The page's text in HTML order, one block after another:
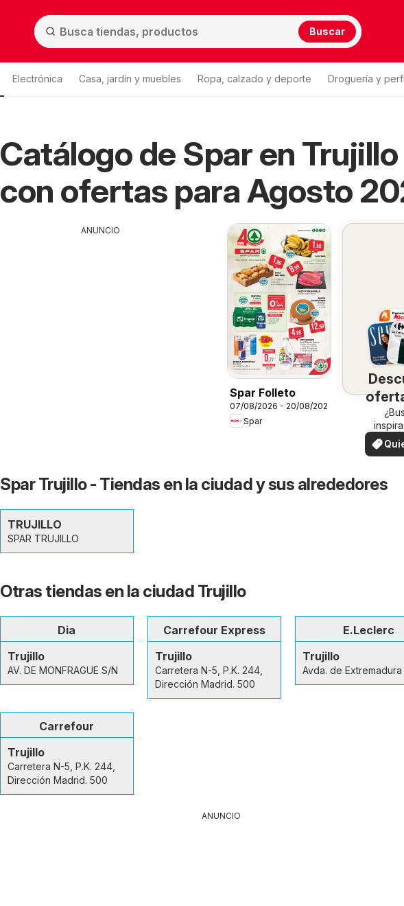
Buscar
Electrónica Casa, jardín y muebles Ropa, calzado y deporte Droguería y
Catálogo de Spar en Trujillo
con ofertas para Agosto
ANUNCIO
Spar Folleto
07/08/2026 - 20/08/2026
Spar
su
¡Vea
en su
ver
Spar Trujillo - Tiendas en la ciudad y sus alrededores
TRUJILLO
SPAR TRUJILLO
Otras tiendas en la ciudad Trujillo
Dia
Trujillo
AV. DE MONFRAGUE S/N
Carrefour Express
Trujillo
Carretera N-5, P.K. 244,
Dirección Madrid. 500
E.Leclerc
Trujillo
Avda. de Extremadura
Carrefour
Trujillo
Carretera N-5, P.K. 244,
Dirección Madrid. 500
ANUNCIO